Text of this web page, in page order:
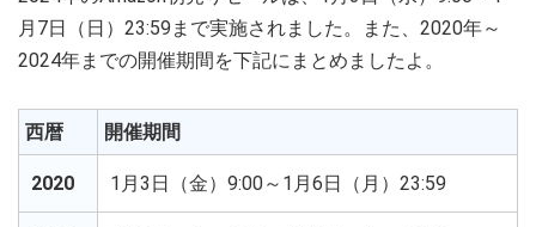
月7日（日）23:59まで実施されました。また、2020年～
2024年までの開催期間を下記にまとめましたよ。
西暦 開催期間
2020 1月3日（金）9:00～1月6日（月）23:59